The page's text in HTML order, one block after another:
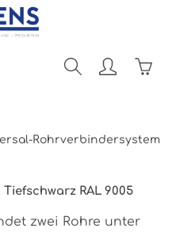
Rohrverbindersystem
Tiefschwarz RAL 9005
zwei Rohre unter